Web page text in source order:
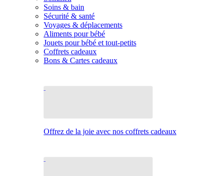
Soins & bain
Sécurité & santé
Voyages & déplacements
Aliments pour bébé
Jouets pour bébé et tout-petits
Coffrets cadeaux
Bons & Cartes cadeaux
Offrez de la joie avec nos coffrets cadeaux